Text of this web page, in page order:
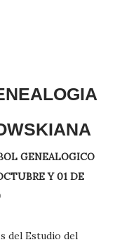
GENEALOGICO
Y 01 DE
del Estudio del